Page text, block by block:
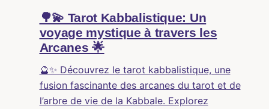
🌳💫 Tarot Kabbalistique: Un
voyage mystique à travers les
Arcanes 🌟
🔮✨ Découvrez le tarot kabbalistique, une
fusion fascinante des arcanes du tarot et de
l’arbre de vie de la Kabbale. Explorez